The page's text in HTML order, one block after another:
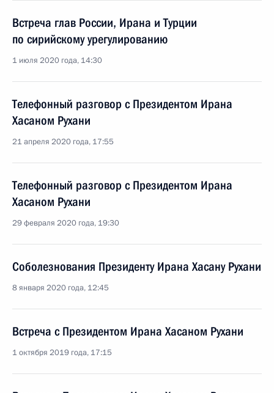
Встреча глав России, Ирана и Турции
по сирийскому урегулированию
1 июля 2020 года, 14:30
Телефонный разговор с Президентом Ирана
Хасаном Рухани
21 апреля 2020 года, 17:55
Телефонный разговор с Президентом Ирана
Хасаном Рухани
29 февраля 2020 года, 19:30
Соболезнования Президенту Ирана Хасану Рухани
8 января 2020 года, 12:45
Встреча с Президентом Ирана Хасаном Рухани
1 октября 2019 года, 17:15